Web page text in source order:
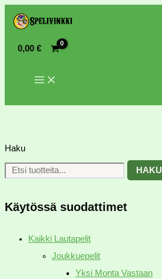
0,00€
Haku
HAKU
Käytössä suodattimet
Kaikki Lautapelit
Joukkuepelit
Yksi Monta Vastaan